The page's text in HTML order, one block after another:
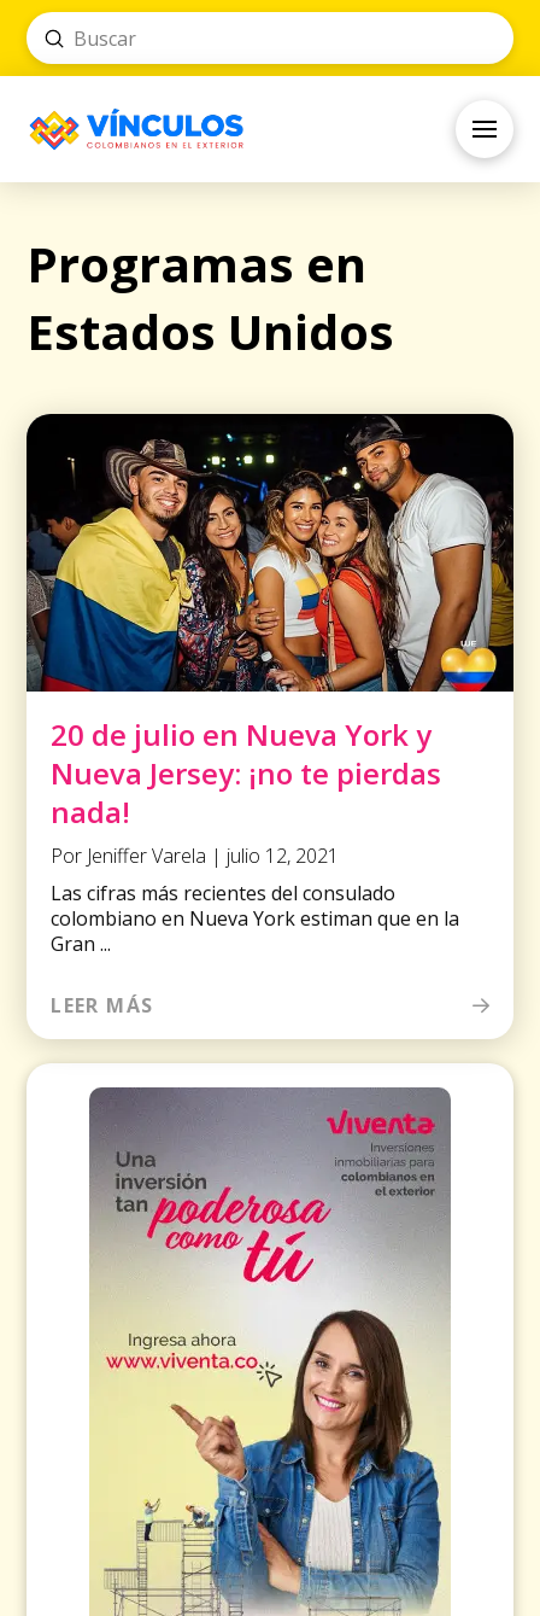
Search
Submit
Programas en
Estados Unidos
20 de julio en Nueva York y
Nueva Jersey: ¡no te pierdas
nada!
Por Jeniffer Varela | julio 12, 2021
Las cifras más recientes del consulado
colombiano en Nueva York estiman que en la
Gran ...
LEER MÁS